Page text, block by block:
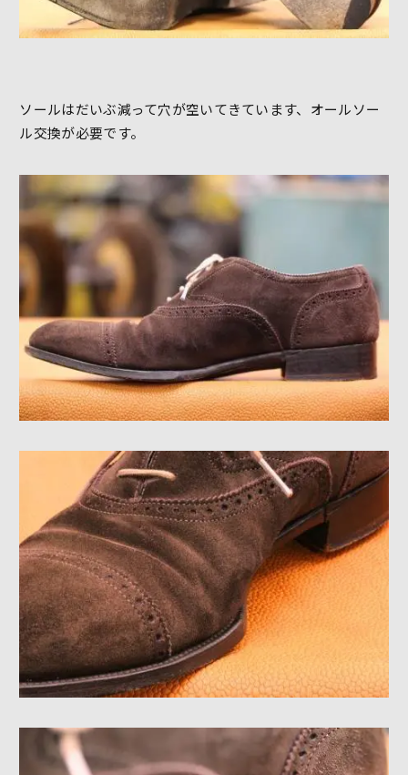
ソールはだいぶ減って穴が空いてきています、オールソー
ル交換が必要です。